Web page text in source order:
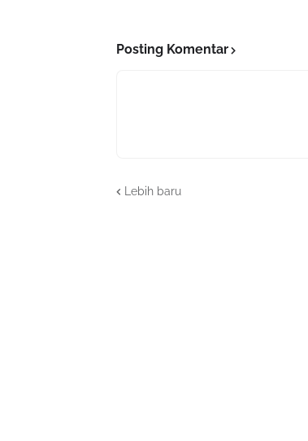
Posting Komentar
Lebih baru